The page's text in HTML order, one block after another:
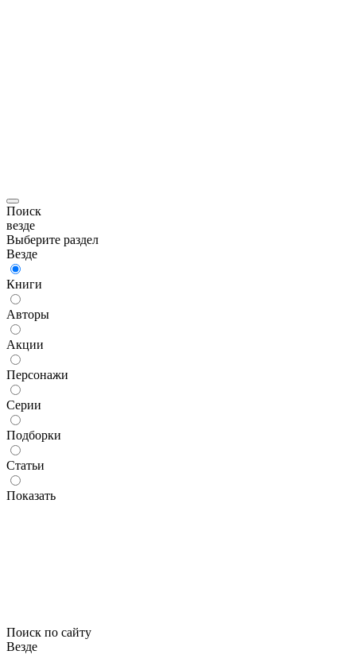
Поиск
везде
Выберите раздел
Везде
Книги
Авторы
Акции
Персонажи
Серии
Подборки
Статьи
Показать
Поиск по сайту
Везде